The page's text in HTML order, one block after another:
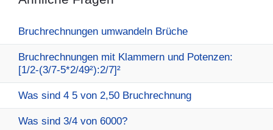
Bruchrechnungen umwandeln Brüche
Bruchrechnungen mit Klammern und Potenzen:
[1/2-(3/7-5*2/49²):2/7]²
Was sind 4 5 von 2,50 Bruchrechnung
Was sind 3/4 von 6000?